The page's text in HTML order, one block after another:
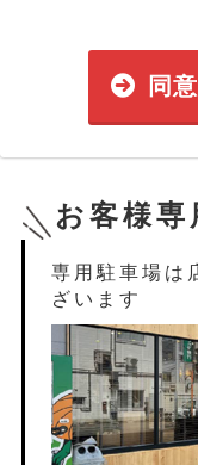
同
お客様専
専用駐車場は
ざいます